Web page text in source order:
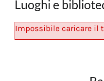
Luoghi e
Impossibile caricare il